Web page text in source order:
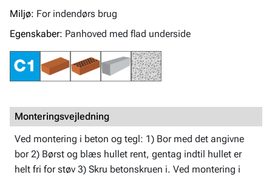
Miljø: For indendørs brug
Egenskaber: Panhoved med flad underside
Monteringsvejledning
Ved montering i beton og tegl: 1) Bor med det angivne
bor 2) Børst og blæs hullet rent, gentag indtil hullet er
helt fri for støv 3) Skru betonskruen i. Ved montering i